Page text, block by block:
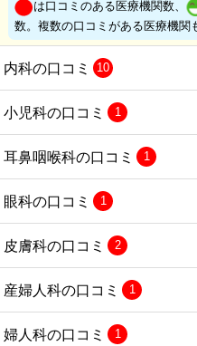
は口コミのある医療機関数、
数。複数の口コミがある医療機関
内科の口コミ 10
小児科の口コミ 1
耳鼻咽喉科の口コミ 1
眼科の口コミ 1
皮膚科の口コミ 2
産婦人科の口コミ 1
婦人科の口コミ 1